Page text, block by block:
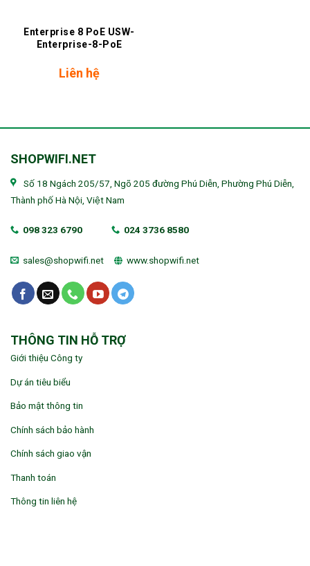
Enterprise 8 PoE USW-
Enterprise-8-PoE
Liên hệ
SHOPWIFI.NET
Số 18 Ngách 205/57, Ngõ 205 đường Phú Diễn, Phường Phú Diễn,
Thành phố Hà Nội, Việt Nam
098 323 6790 024 3736 8580
sales@shopwifi.net www.shopwifi.net
THÔNG TIN HỖ TRỢ
Giới thiệu Công ty
Dự án tiêu biểu
Bảo mật thông tin
Chính sách bảo hành
Chính sách giao vận
Thanh toán
Thông tin liên hệ